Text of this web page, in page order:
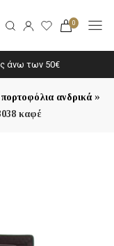
0
άνω των 50€
ανδρικά »
καφέ